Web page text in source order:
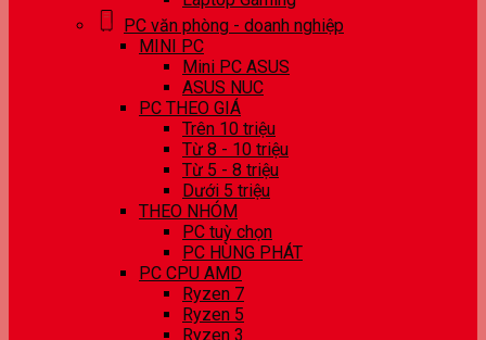
PC văn phòng - doanh nghiệp
MINI PC
Mini PC ASUS
ASUS NUC
PC THEO GIÁ
Trên 10 triệu
Từ 8 - 10 triệu
Từ 5 - 8 triệu
Dưới 5 triệu
THEO NHÓM
PC tuỳ chọn
PC HÙNG PHÁT
PC CPU AMD
Ryzen 7
Ryzen 5
Ryzen 3